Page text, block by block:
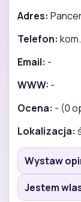
Adres:
Telefon:
Email: -
WWW: -
Ocena: - (0
Lokalizacja:
Wystaw
Jestem